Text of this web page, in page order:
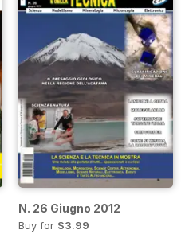
N. 26 Giugno 2012
Buy for $3.99